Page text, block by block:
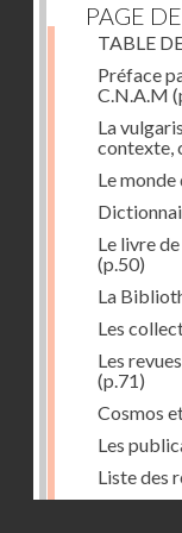
PAGE
TABLE
Préface
C.N.A.M
La
contexte,
Le
Le livre
(p.50)
La
Les
Les
(p.71)
Cosmos
Les
Liste des